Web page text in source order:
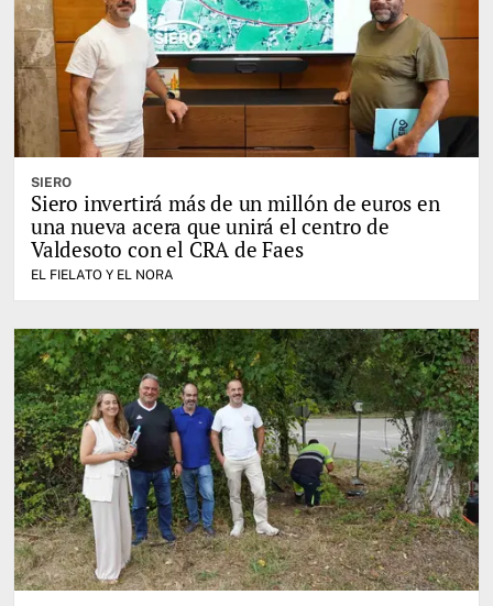
SIERO
Siero invertirá más de un millón de euros en
una nueva acera que unirá el centro de
Valdesoto con el CRA de Faes
EL FIELATO Y EL NORA